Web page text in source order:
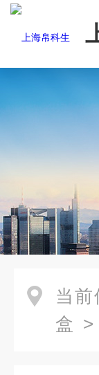
当前
盒 >